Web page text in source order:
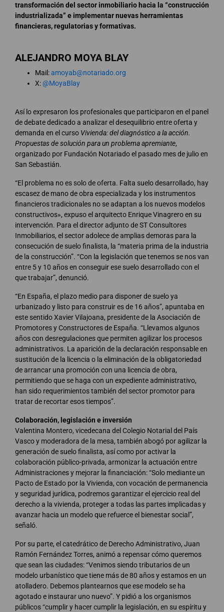
transformación del sector inmobiliario hacia la “construcción
industrializada” e implementar nuevas herramientas
financieras, regulatorias y formativas.
ALEJANDRO MOYA BLAY
Mail:amoyab@notariado.org
X:@MoyaBlay
Así lo expresaron los profesionales que participaron en el panel
de debate dedicado a analizar el desequilibrio entre oferta y
demanda en el curso Vivienda: del diagnóstico a la acción.
Propuestas de solución para un problema apremiante,
organizado por Fundación Notariado el pasado mes de julio en
San Sebastián.
“El problema no es solo de oferta. Falta suelo desarrollado, hay
escasez de mano de obra especializada y los instrumentos
financieros tradicionales no se adaptan a los nuevos modelos
constructivos», expuso el arquitecto Enrique Vinagrero en su
intervención. Para el director adjunto de ST Consultores
Inmobiliarios, el sector adolece de amplias demoras para la
consecución de suelo finalista, la “materia prima de la industria
de la construcción”. “Con la legislación que tenemos se nos van
entre 5 y 10 años en conseguir ese suelo desarrollado con el
que trabajar”, denunció.
“En España, el plazo medio para disponer de suelo ya
urbanizado y listo para construir es de 16 años”, apuntaba en
este sentido Xavier Vilajoana, presidente de la Asociación de
Promotores y Constructores de España. “Llevamos algunos
años con desregulaciones que permiten agilizar los procesos
administrativos. La aparición de la declaración responsable en
sustitución de la licencia o la eliminación de la obligatoriedad
de arrancar una promoción con una licencia de obra,
permitiendo que se haga con un expediente administrativo,
han sido requerimientos también del sector promotor para
tratar de recortar esos tiempos”.
Colaboración, legislación e inversión
Valentina Montero, vicedecana del Colegio Notarial del País
Vasco y moderadora de la mesa, también abogó por agilizar la
generación de suelo finalista, así como por activar la
colaboración público-privada, armonizar la actuación entre
Administraciones y mejorar la financiación: “Solo mediante un
Pacto de Estado por la Vivienda, con vocación de permanencia
y seguridad jurídica, podremos garantizar el ejercicio real del
derecho a la vivienda, proteger a todas las partes implicadas y
avanzar hacia un modelo que refuerce el bienestar social”,
señaló.
Por su parte, el catedrático de Derecho Administrativo, Juan
Ramón Fernández Torres, animó a repensar cómo queremos
que sean las ciudades: “Venimos siendo tributarios de un
modelo urbanístico que tiene más de 80 años y estamos en un
atolladero. Debemos plantearnos que ese modelo se ha
agotado e instaurar uno nuevo”. Y pidió a los organismos
públicos “cumplir y hacer cumplir la legislación, en su espíritu y